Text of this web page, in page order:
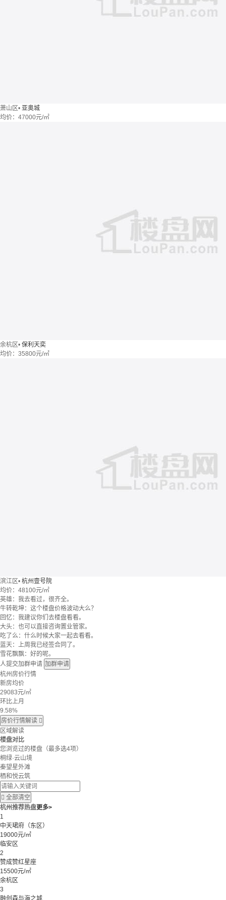
萧山区• 亚奥城
均价： 47000元/㎡
余杭区• 保利天奕
均价： 35800元/㎡
滨江区• 杭州壹号院
均价： 48100元/㎡
英雄：我去看过，很齐全。
牛转乾坤：这个楼盘价格波动大么？
回忆：我建议你们去楼盘看看。
大头：也可以直接咨询置业管家。
吃了么：什么时候大家一起去看看。
蓝天：上周我已经签合同了。
雪花飘飘：好的呢。
人提交加群申请 加群申请
杭州房价行情
新房均价
29083元/㎡
环比上月
9.58%
房价行情解读 
区域解读
楼盘对比
您浏览过的楼盘 （最多选4项）
桐绿·云山境
秦望星外滩
栖和悦云筑
 全部清空
杭州推荐热盘更多>
1
中天珺府（东区）
19000元/㎡
临安区
2
赞成赞红星座
15500元/㎡
余杭区
3
融创森与海之城